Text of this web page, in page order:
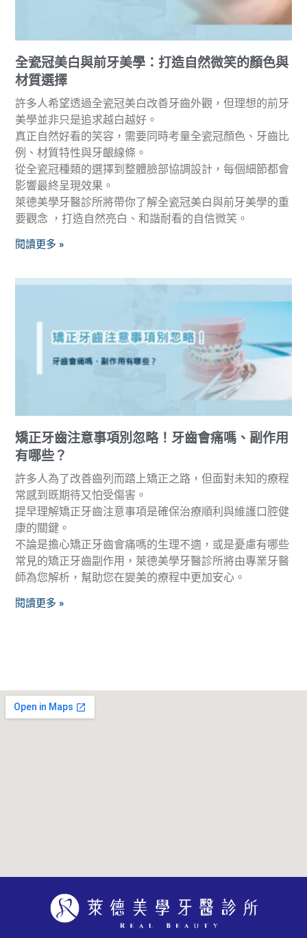
全瓷冠美白與前牙美學：打造自然微笑的顏色與
材質選擇
許多人希望透過全瓷冠美白改善牙齒外觀，但理想的前牙
美學並非只是追求越白越好。
真正自然好看的笑容，需要同時考量全瓷冠顏色、牙齒比
例、材質特性與牙齦線條。
從全瓷冠種類的選擇到整體臉部協調設計，每個細節都會
影響最終呈現效果。
萊德美學牙醫診所將帶你了解全瓷冠美白與前牙美學的重
要觀念 ，打造自然亮白、和諧耐看的自信微笑。
閱讀更多 »
矯正牙齒注意事項別忽略！牙齒會痛嗎、副作用
有哪些？
許多人為了改善齒列而踏上矯正之路，但面對未知的療程
常感到既期待又怕受傷害。
提早理解矯正牙齒注意事項是確保治療順利與維護口腔健
康的關鍵。
不論是擔心矯正牙齒會痛嗎的生理不適，或是憂慮有哪些
常見的矯正牙齒副作用，萊德美學牙醫診所將由專業牙醫
師為您解析，幫助您在變美的療程中更加安心。
閱讀更多 »